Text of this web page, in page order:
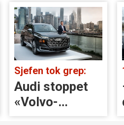
Sjefen tok grep:
Audi stoppet
«Volvo-
håndtak» rett